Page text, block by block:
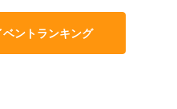
ントランキング